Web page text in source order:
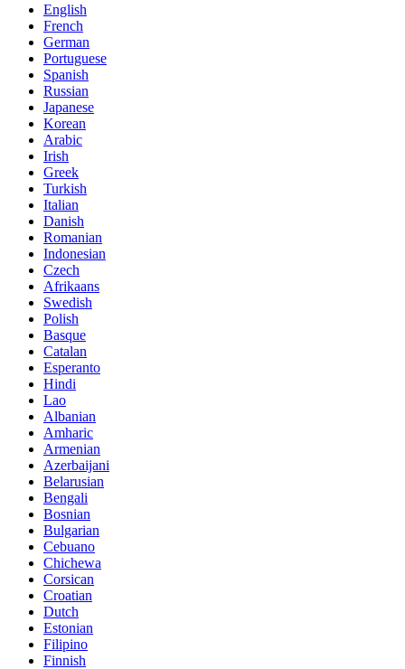
English
French
German
Portuguese
Spanish
Russian
Japanese
Korean
Arabic
Irish
Greek
Turkish
Italian
Danish
Romanian
Indonesian
Czech
Afrikaans
Swedish
Polish
Basque
Catalan
Esperanto
Hindi
Lao
Albanian
Amharic
Armenian
Azerbaijani
Belarusian
Bengali
Bosnian
Bulgarian
Cebuano
Chichewa
Corsican
Croatian
Dutch
Estonian
Filipino
Finnish